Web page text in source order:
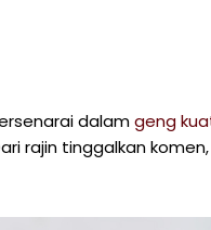
dalamgeng
rajin tinggalkan komen,